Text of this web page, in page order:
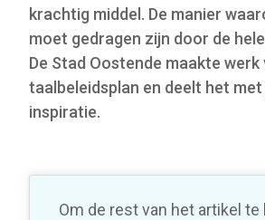
krachtig middel. De manier
moet gedragen zijn door de
De Stad Oostende maakte werk
taalbeleidsplan en deelt het
inspiratie.
Om de rest van het artikel te